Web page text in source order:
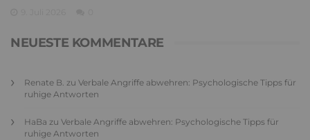
NEUESTE KOMMENTARE
Renate B. zu Verbale Angriffe abwehren: Psychologische Tipps für
ruhige Antworten
HaBa zu Verbale Angriffe abwehren: Psychologische Tipps für
ruhige Antworten